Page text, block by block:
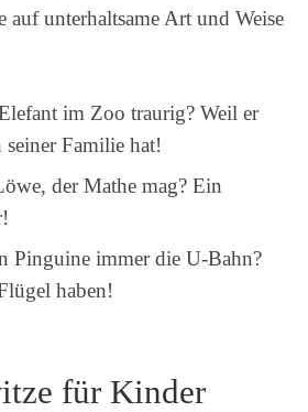
auf unterhaltsame Art und Weise
im Zoo traurig? Weil er
Familie hat!
der Mathe mag? Ein
Pinguine immer die U-Bahn?
haben!
für Kinder